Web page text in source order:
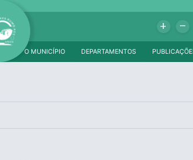
Add Remove
DEPARTAMENTOS
O MUNICÍPIO